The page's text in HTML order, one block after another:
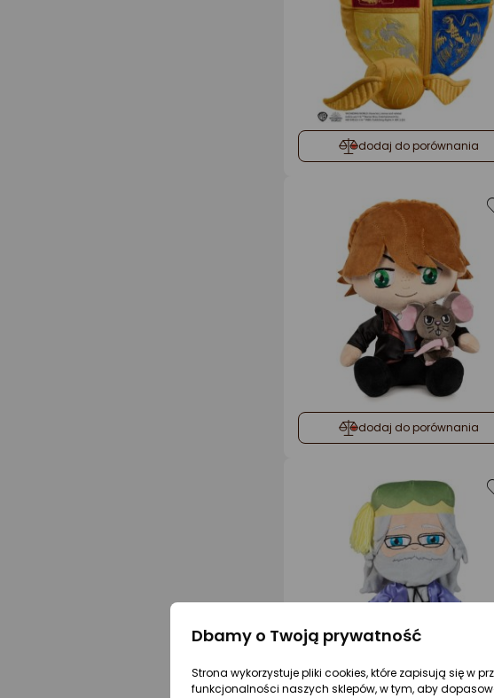
dodaj do porównania
dodaj do porównania
Dbamy o Twoją prywatność
Strona wykorzystuje pliki cookies, które zapisują się w
funkcjonalności naszych sklepów, w tym, aby